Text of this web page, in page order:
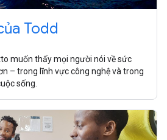
Todd
muốn thấy mọi người nói về sức
– trong lĩnh vực công nghệ và trong
sống.